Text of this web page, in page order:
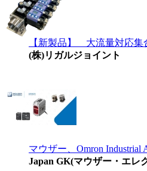
【新製品】 大流量対応
(株)リガルジョイント
マウザー、Omron Industrial
Japan GK(マウザー・エレ